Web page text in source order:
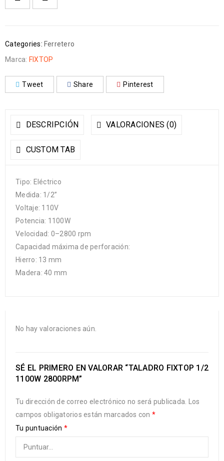
Categories: Ferretero
Marca: FIXTOP
Tweet Share Pinterest
DESCRIPCIÓN VALORACIONES (0)
CUSTOM TAB
Tipo: Eléctrico
Medida: 1/2”
Voltaje: 110V
Potencia: 1100W
Velocidad: 0–2800 rpm
Capacidad máxima de perforación:
Hierro: 13 mm
Madera: 40 mm
No hay valoraciones aún.
SÉ EL PRIMERO EN VALORAR “TALADRO FIXTOP 1/2
1100W 2800RPM”
Tu dirección de correo electrónico no será publicada.
Los
campos obligatorios están marcados con *
Tu puntuación *